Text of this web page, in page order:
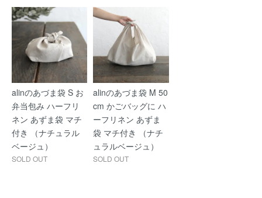
alinのあづま袋 S お
弁当包み ハーフリ
ネン あずま袋 マチ
付き （ナチュラル
ベージュ）
SOLD OUT
alinのあづま袋 M 50
cm かごバッグに ハ
ーフリネン あずま
袋 マチ付き （ナチ
ュラルベージュ）
SOLD OUT